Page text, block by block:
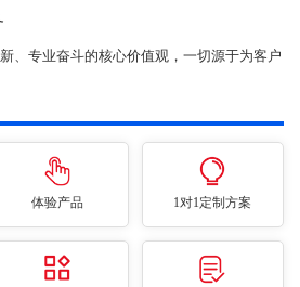
、专业奋斗的核心价值观，一切源于为客户
体验产品 1对1定制方案